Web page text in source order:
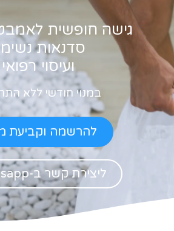
גישה חופשית
סדנאות
ועיסוי רפואי
במנוי חודשי ללא
להרשמה וקביעת
ליצירת קשר ב-Whatsapp